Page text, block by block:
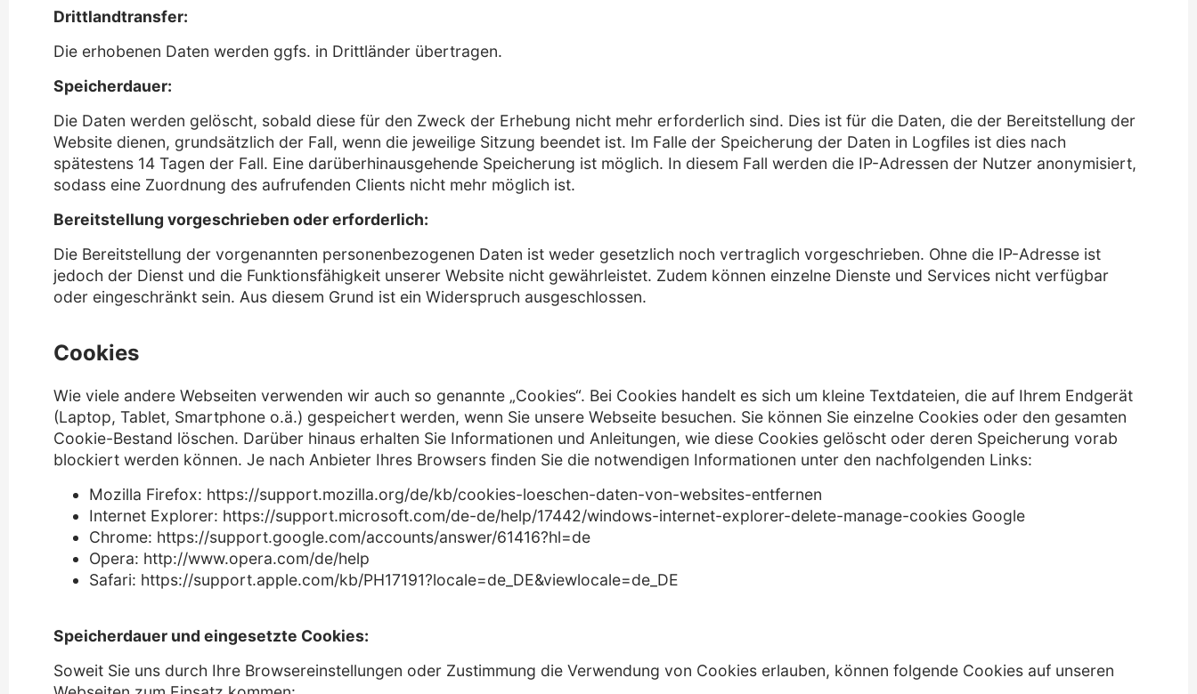
Drittlandtransfer:
Die erhobenen Daten werden ggfs. in Drittländer übertragen.
Speicherdauer:
Die Daten werden gelöscht, sobald diese für den Zweck der Erhebung nicht mehr erforderlich sind. Dies ist für die Daten, die der Bereitstellung der
Website dienen, grundsätzlich der Fall, wenn die jeweilige Sitzung beendet ist. Im Falle der Speicherung der Daten in Logfiles ist dies nach
spätestens 14 Tagen der Fall. Eine darüberhinausgehende Speicherung ist möglich. In diesem Fall werden die IP-Adressen der Nutzer anonymisiert,
sodass eine Zuordnung des aufrufenden Clients nicht mehr möglich ist.
Bereitstellung vorgeschrieben oder erforderlich:
Die Bereitstellung der vorgenannten personenbezogenen Daten ist weder gesetzlich noch vertraglich vorgeschrieben. Ohne die IP-Adresse ist
jedoch der Dienst und die Funktionsfähigkeit unserer Website nicht gewährleistet. Zudem können einzelne Dienste und Services nicht verfügbar
oder eingeschränkt sein. Aus diesem Grund ist ein Widerspruch ausgeschlossen.
Cookies
Wie viele andere Webseiten verwenden wir auch so genannte „Cookies“. Bei Cookies handelt es sich um kleine Textdateien, die auf Ihrem Endgerät
(Laptop, Tablet, Smartphone o.ä.) gespeichert werden, wenn Sie unsere Webseite besuchen. Sie können Sie einzelne Cookies oder den gesamten
Cookie-Bestand löschen. Darüber hinaus erhalten Sie Informationen und Anleitungen, wie diese Cookies gelöscht oder deren Speicherung vorab
blockiert werden können. Je nach Anbieter Ihres Browsers finden Sie die notwendigen Informationen unter den nachfolgenden Links:
Mozilla Firefox: https://support.mozilla.org/de/kb/cookies-loeschen-daten-von-websites-entfernen
Internet Explorer: https://support.microsoft.com/de-de/help/17442/windows-internet-explorer-delete-manage-cookies Google
Chrome: https://support.google.com/accounts/answer/61416?hl=de
Opera: http://www.opera.com/de/help
Safari: https://support.apple.com/kb/PH17191?locale=de_DE&viewlocale=de_DE
Speicherdauer und eingesetzte Cookies:
Soweit Sie uns durch Ihre Browsereinstellungen oder Zustimmung die Verwendung von Cookies erlauben, können folgende Cookies auf unseren